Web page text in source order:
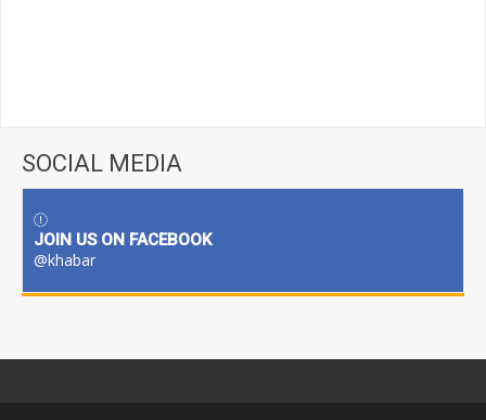
SOCIAL MEDIA
JOIN US ON FACEBOOK
@khabar